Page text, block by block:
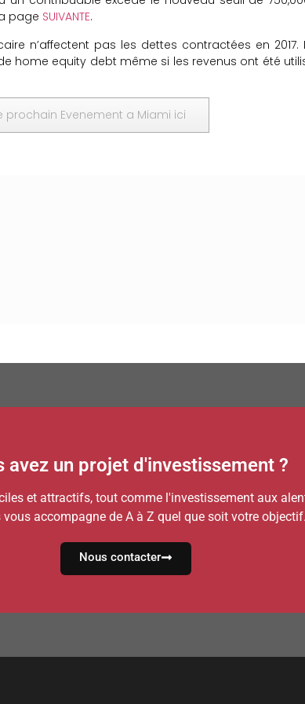
page SUIVANTE.
n’affectent pas les dettes contractées en 2017.
home equity debt même si les revenus ont été
prochain Evenement a Miami ici
avez un projet d'investissement ?
et attractifs, tout comme l'investissement aux
vous accompagne de A à Z quel que soit votre objectif.
Nous contacter